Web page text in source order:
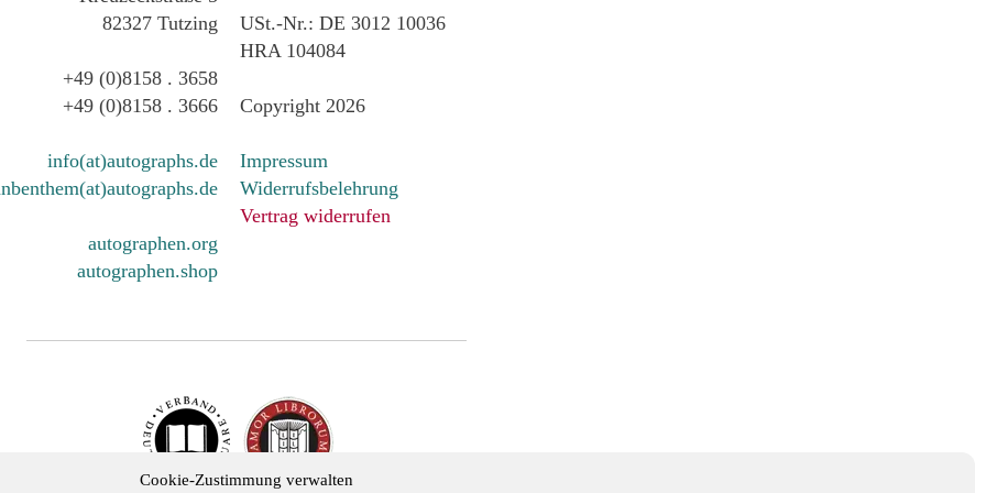
Cookie-Zustimmung verwalten
82327 Tutzing
+49 (0)8158 . 3658
+49 (0)8158 . 3666
info(at)autographs.de
autographen.org
autographen.shop
USt.-Nr.: DE 3012 10036
HRA 104084
Copyright 2026
Impressum
Widerrufsbelehrung
Vertrag widerrufen